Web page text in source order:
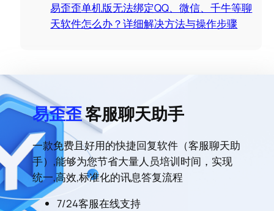
易歪歪单机版无法绑定QQ、微信、千牛等聊
天软件怎么办？详细解决方法与操作步骤
易歪歪客服聊天助手
一款免费且好用的快捷回复软件（客服聊天助
手）,能够为您节省大量人员培训时间，实现
统一,高效,标准化的讯息答复流程
7/24客服在线支持